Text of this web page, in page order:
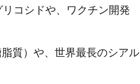
コシドや、ワクチン開発
質）や、世界最長のシアル